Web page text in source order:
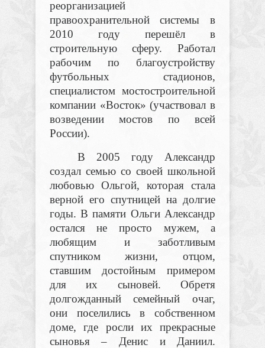
реорганизацией
правоохранительной системы в
2010 году перешёл в
строительную сферу. Работал
рабочим по благоустройству
футбольных стадионов,
специалистом мостостроительной
компании «Восток» (участвовал в
возведении мостов по всей
России).
В 2005 году Александр
создал семью со своей школьной
любовью Ольгой, которая стала
верной его спутницей на долгие
годы. В памяти Ольги Александр
остался не просто мужем, а
любящим и заботливым
спутником жизни, отцом,
ставшим достойным примером
для их сыновей. Обретя
долгожданный семейный очаг,
они поселились в собственном
доме, где росли их прекрасные
сыновья – Денис и Даниил.